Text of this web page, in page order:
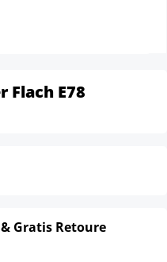
Flach E78
Gratis Retoure